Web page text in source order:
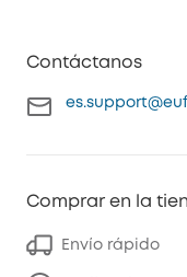
Contáctanos
Comprar en la
Envío rápido